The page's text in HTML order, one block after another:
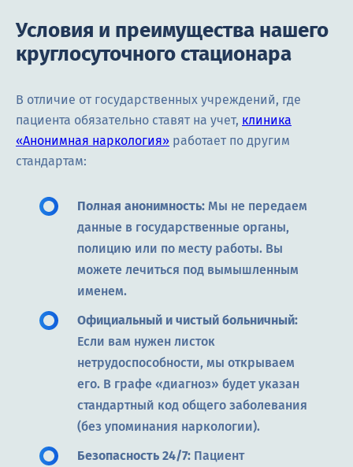
Условия и преимущества нашего
круглосуточного стационара
В отличие от государственных учреждений, где
пациента обязательно ставят на учет, клиника
«Анонимная наркология» работает по другим
стандартам:
Полная анонимность: Мы не передаем
данные в государственные органы,
полицию или по месту работы. Вы
можете лечиться под вымышленным
именем.
Официальный и чистый больничный:
Если вам нужен листок
нетрудоспособности, мы открываем
его. В графе «диагноз» будет указан
стандартный код общего заболевания
(без упоминания наркологии).
Безопасность 24/7: Пациент